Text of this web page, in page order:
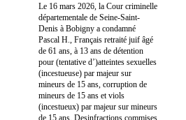
Le 16 mars 2026, la Cour criminelle
départementale de Seine-Saint-
Denis à Bobigny a condamné
Pascal H., Français retraité juif âgé
de 61 ans, à 13 ans de détention
pour (tentative d’)atteintes sexuelles
(incestueuse) par majeur sur
mineurs de 15 ans, corruption de
mineurs de 15 ans et viols
(incestueux) par majeur sur mineurs
de 15 ans. Desinfractions commises